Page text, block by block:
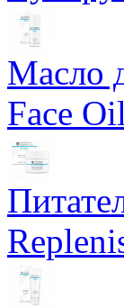
Масло
Face Oil